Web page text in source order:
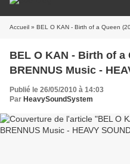
Accueil » BEL O KAN - Birth of a Queen
BEL O KAN - Birth of a
BRENNUS Music -
Publié le 26/05/2010 à 14:03
Par HeavySoundSystem